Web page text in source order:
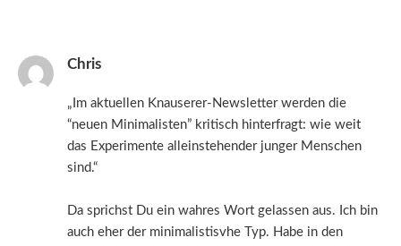
Chris
„Im aktuellen Knauserer-Newsletter werden die
“neuen Minimalisten” kritisch hinterfragt: wie weit
das Experimente alleinstehender junger Menschen
sind.“
Da sprichst Du ein wahres Wort gelassen aus. Ich bin
auch eher der minimalistisvhe Typ. Habe in den